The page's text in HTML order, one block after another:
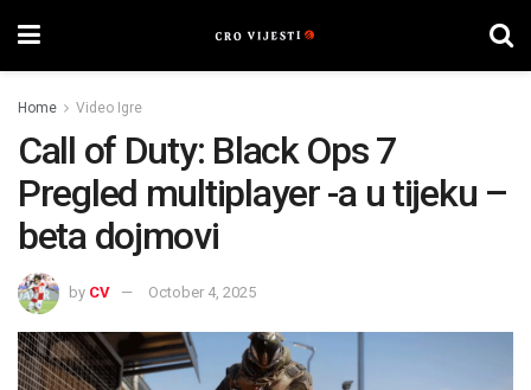
Home Video Igre
Call of Duty: Black Ops 7
Pregled multiplayer -a u tijeku –
beta dojmovi
by CV October 4, 2025